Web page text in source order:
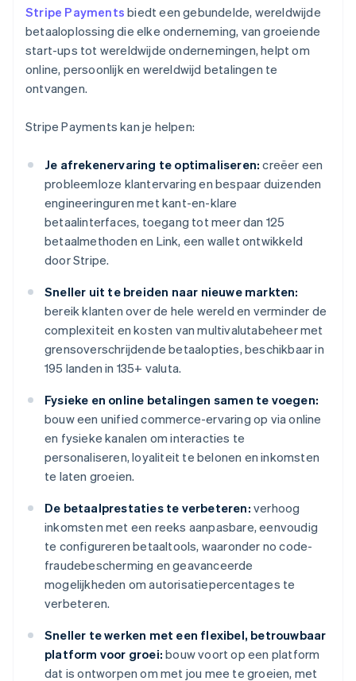
Stripe Payments biedt een gebundelde, wereldwijde
betaaloplossing die elke onderneming, van groeiende
start-ups tot wereldwijde ondernemingen, helpt om
online, persoonlijk en wereldwijd betalingen te
ontvangen.
Stripe Payments kan je helpen:
Je afrekenervaring te optimaliseren: creëer een
probleemloze klantervaring en bespaar duizenden
engineeringuren met kant-en-klare
betaalinterfaces, toegang tot meer dan 125
betaalmethoden en Link, een wallet ontwikkeld
door Stripe.
Sneller uit te breiden naar nieuwe markten:
bereik klanten over de hele wereld en verminder de
complexiteit en kosten van multivalutabeheer met
grensoverschrijdende betaalopties, beschikbaar in
195 landen in 135+ valuta.
Fysieke en online betalingen samen te voegen:
bouw een unified commerce-ervaring op via online
en fysieke kanalen om interacties te
personaliseren, loyaliteit te belonen en inkomsten
te laten groeien.
De betaalprestaties te verbeteren: verhoog
inkomsten met een reeks aanpasbare, eenvoudig
te configureren betaaltools, waaronder no code-
fraudebescherming en geavanceerde
mogelijkheden om autorisatiepercentages te
verbeteren.
Sneller te werken met een flexibel, betrouwbaar
platform voor groei: bouw voort op een platform
dat is ontworpen om met jou mee te groeien, met